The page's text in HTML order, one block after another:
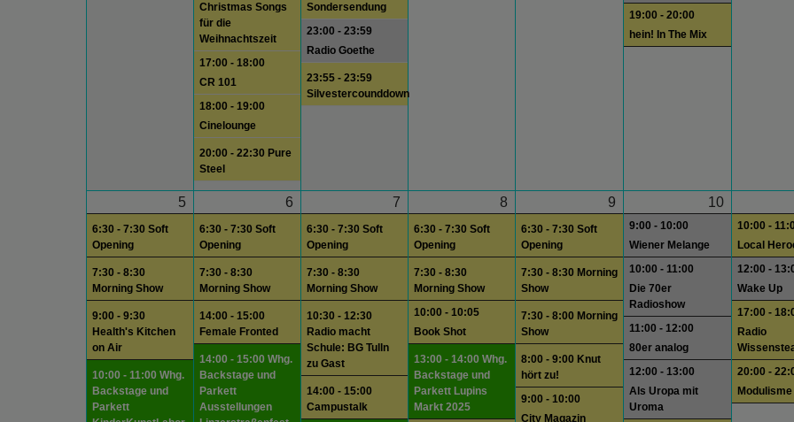
Christmas Songs
für die
Weihnachtszeit
17:00 - 18:00
CR 101
18:00 - 19:00
Cinelounge
20:00 - 22:30 Pure
Steel
Sondersendung
23:00 - 23:59
Radio Goethe
23:55 - 23:59
Silvestercounddown
19:00 - 20:00
hein! In The Mix
5
6:30 - 7:30 Soft
Opening
7:30 - 8:30
Morning Show
9:00 - 9:30
Health's Kitchen
on Air
10:00 - 11:00 Whg.
Backstage und
Parkett
6
6:30 - 7:30 Soft
Opening
7:30 - 8:30
Morning Show
14:00 - 15:00
Female Fronted
14:00 - 15:00 Whg.
Backstage und
Parkett
Ausstellungen
7
6:30 - 7:30 Soft
Opening
7:30 - 8:30
Morning Show
10:30 - 12:30
Radio macht
Schule: BG Tulln
zu Gast
14:00 - 15:00
Campustalk
8
6:30 - 7:30 Soft
Opening
7:30 - 8:30
Morning Show
10:00 - 10:05
Book Shot
13:00 - 14:00 Whg.
Backstage und
Parkett Lupins
Markt 2025
9
6:30 - 7:30 Soft
Opening
7:30 - 8:30 Morning
Show
7:30 - 8:00 Morning
Show
8:00 - 9:00 Knut
hört zu!
9:00 - 10:00
City Magazin
10
9:00 - 10:00
Wiener Melange
10:00 - 11:00
Die 70er
Radioshow
11:00 - 12:00
80er analog
12:00 - 13:00
Als Uropa mit
Uroma
10:00 -
Local
12:00 -
Wake Up
17:00 -
Radio
20:00 -
Modulisme